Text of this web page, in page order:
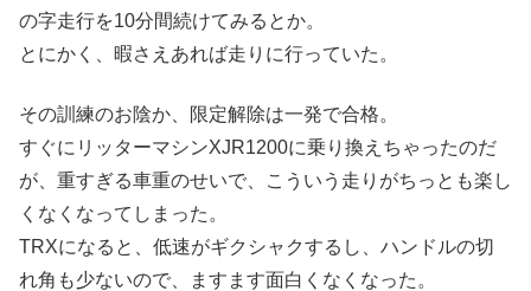
の字走行を10分間続けてみるとか。
とにかく、暇さえあれば走りに行っていた。
その訓練のお陰か、限定解除は一発で合格。
すぐにリッターマシンXJR1200に乗り換えちゃったのだ
が、重すぎる車重のせいで、こういう走りがちっとも楽し
くなくなってしまった。
TRXになると、低速がギクシャクするし、ハンドルの切
れ角も少ないので、ますます面白くなくなった。